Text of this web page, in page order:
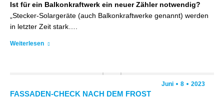
Ist für ein Balkonkraftwerk ein neuer Zähler notwendig?
„Stecker-Solargeräte (auch Balkonkraftwerke genannt) werden
in letzter Zeit stark….
Weiterlesen
Juni 8 2023
FASSADEN-CHECK NACH DEM FROST